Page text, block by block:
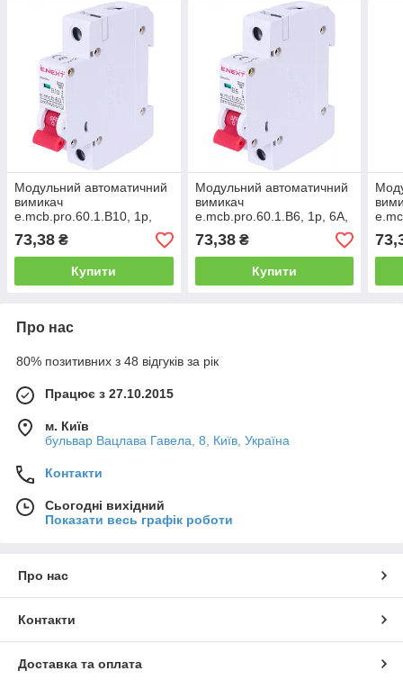
Модульний автоматичний
вимикач
e.mcb.pro.60.1.B10, 1р,
10А, В, 6кА
73,38 ₴
Купити
Модульний автоматичний
вимикач
e.mcb.pro.60.1.B6, 1р, 6А,
В, 6кА
73,38₴
Купити
Про нас
80% позитивних з 48 відгуків за рік
Працює з 27.10.2015
м. Київ
бульвар Вацлава Гавела, 8, Київ, Україна
Контакти
Сьогодні вихідний
Показати весь графік роботи
Про нас
Контакти
Доставка та оплата